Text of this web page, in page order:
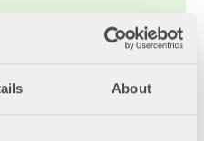
About